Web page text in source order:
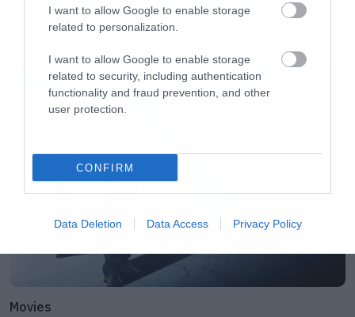
I want to allow Google to enable storage
related to personalization.
I want to allow Google to enable storage
related to security, including authentication
functionality and fraud prevention, and other
user protection.
CONFIRM
Data Deletion Data Access Privacy Policy
Movies